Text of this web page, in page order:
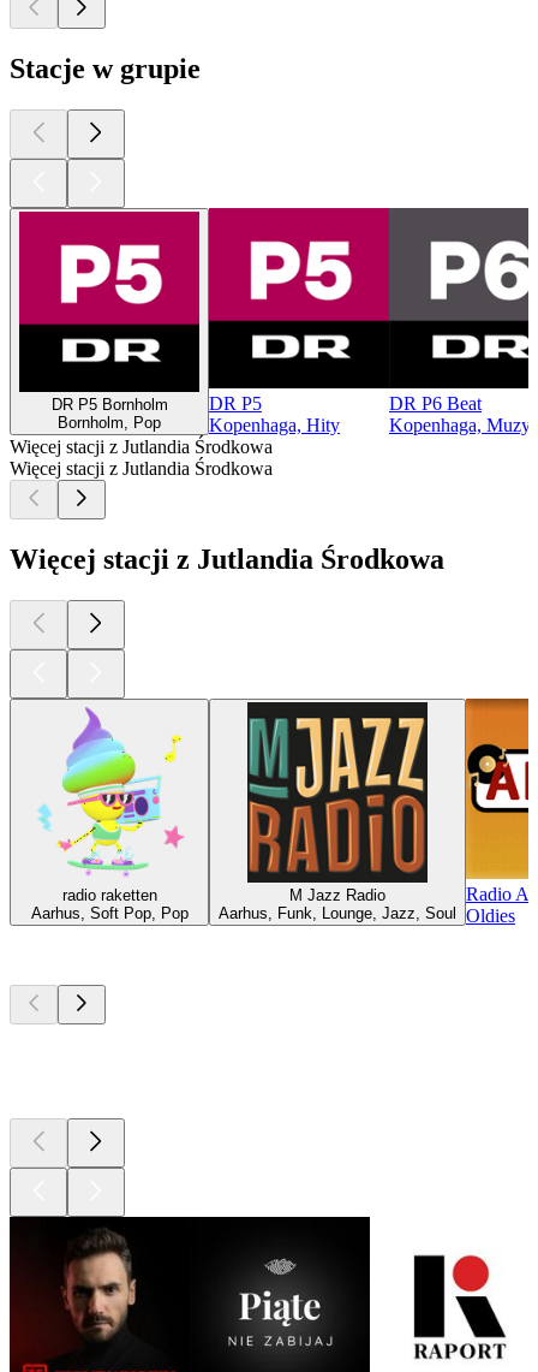
Stacje w grupie
DR P5 Bornholm
Bornholm, Pop
DR P5
Kopenhaga, Hity
DR P6 Beat
Kopenhaga,
Więcej stacji z Jutlandia Środkowa
Więcej stacji z Jutlandia Środkowa
Więcej stacji z Jutlandia Środkowa
radio raketten
Aarhus, Soft Pop, Pop
M Jazz Radio
Aarhus, Funk, Lounge, Jazz, Soul
Radio
Oldies